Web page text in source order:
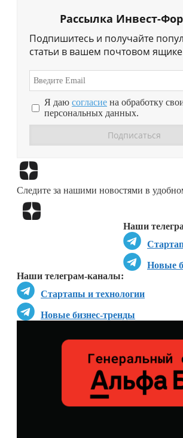
Рассылка Инвест-
Подпишитесь и получайте
статьи в вашем почтовом
Я даю согласие на обработку
персональных данных.
Следите за нашими новостями в
Наши
Новые
Наши телеграм-каналы:
Стартапы и технологии
Новые бизнес-тренды